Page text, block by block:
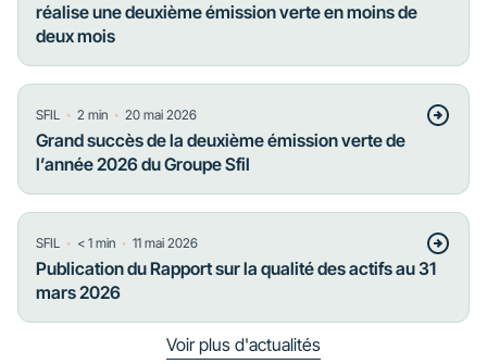
réalise une deuxième émission verte en moins de
deux mois
SFIL ・ 2 min ・ 20 mai 2026
Grand succès de la deuxième émission verte de
l’année 2026 du Groupe Sfil
SFIL ・ < 1 min ・ 11 mai 2026
Publication du Rapport sur la qualité des actifs au 31
mars 2026
Voir plus d'actualités